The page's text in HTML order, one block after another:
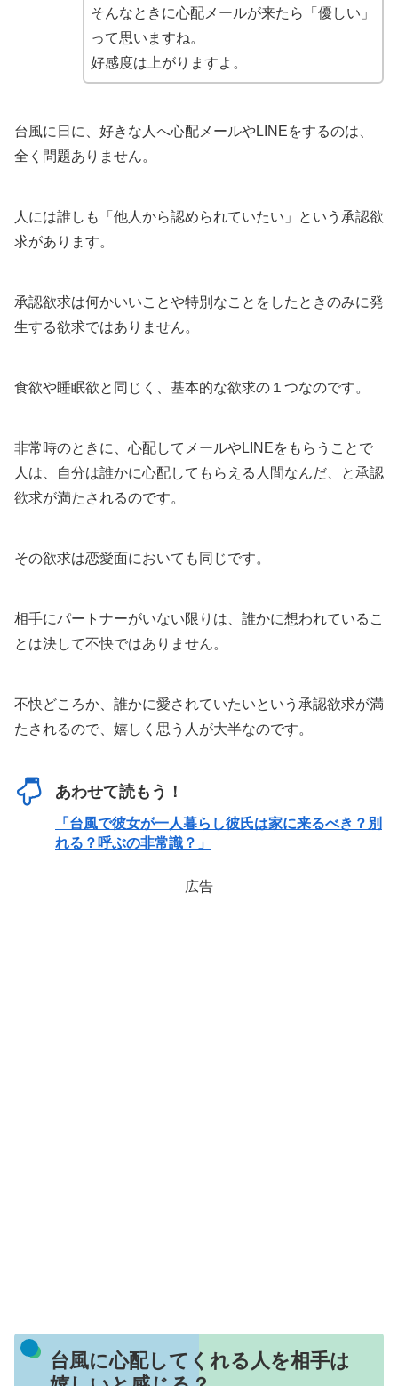
そんなときに心配メールが来たら「優しい」
って思いますね。
好感度は上がりますよ。
台風に日に、好きな人へ心配メールやLINEをするのは、
全く問題ありません。
人には誰しも「他人から認められていたい」という承認欲
求があります。
承認欲求は何かいいことや特別なことをしたときのみに発
生する欲求ではありません。
食欲や睡眠欲と同じく、基本的な欲求の１つなのです。
非常時のときに、心配してメールやLINEをもらうことで
人は、自分は誰かに心配してもらえる人間なんだ、と承認
欲求が満たされるのです。
その欲求は恋愛面においても同じです。
相手にパートナーがいない限りは、誰かに想われているこ
とは決して不快ではありません。
不快どころか、誰かに愛されていたいという承認欲求が満
たされるので、嬉しく思う人が大半なのです。
あわせて読もう！
「台風で彼女が一人暮らし彼氏は家に来るべき？別
れる？呼ぶの非常識？」
広告
台風に心配してくれる人を相手は